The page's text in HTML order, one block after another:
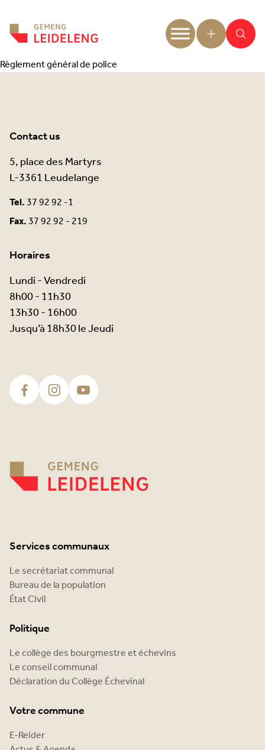
Règlement général de police
Contact us
5, place des Martyrs
L-3361 Leudelange
Tel.37 92 92 -1
Fax.37 92 92 - 219
Horaires
Lundi - Vendredi
8h00 - 11h30
13h30 - 16h00
Jusqu’à 18h30 le Jeudi
Services communaux
Le secrétariat communal
Bureau de la population
État Civil
Politique
Le collège des bourgmestre et échevins
Le conseil communal
Déclaration du Collège Échevinal
Votre commune
E-Reider